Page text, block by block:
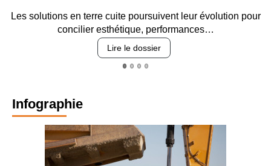
solutions en terre cuite poursuivent leur évolution pour
concilier esthétique, performances…
Lire le dossier
Infographie